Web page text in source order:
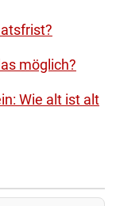
möglich?
Wie alt ist alt